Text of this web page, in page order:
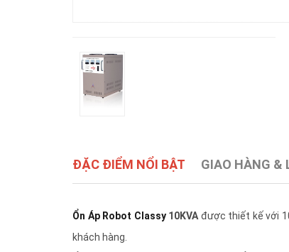
ĐẶC ĐIỂM NỔI BẬT GIAO HÀNG &
Ổn Áp Robot Classy10KVA được thiết kế với
khách hàng.